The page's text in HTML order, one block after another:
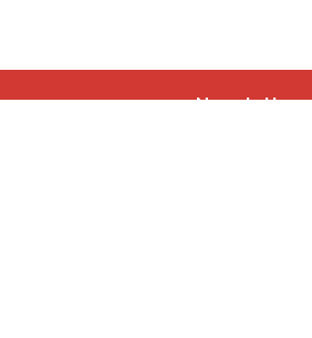
Newsletter